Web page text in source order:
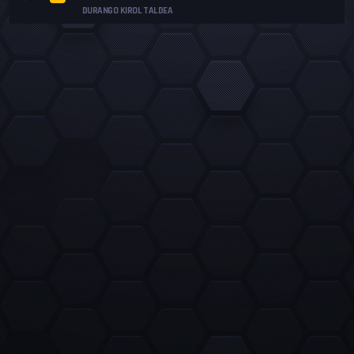
DURANGO KIROL TALDEA